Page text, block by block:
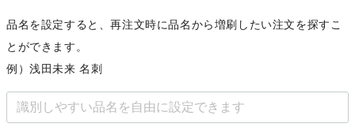
品名を設定すると、再注文時に品名から増刷したい注文を探すこ
とができます。
例）浅田未来 名刺